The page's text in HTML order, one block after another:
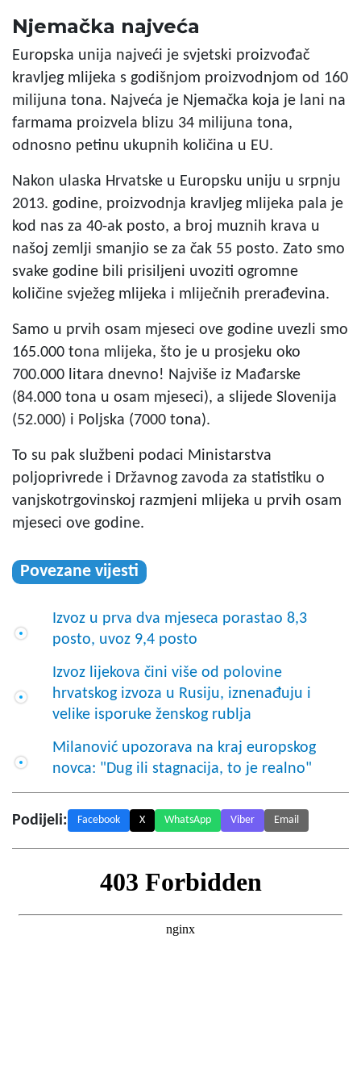
Njemačka najveća
Europska unija najveći je svjetski proizvođač
kravljeg mlijeka s godišnjom proizvodnjom od 160
milijuna tona. Najveća je Njemačka koja je lani na
farmama proizvela blizu 34 milijuna tona,
odnosno petinu ukupnih količina u EU.
Nakon ulaska Hrvatske u Europsku uniju u srpnju
2013. godine, proizvodnja kravljeg mlijeka pala je
kod nas za 40-ak posto, a broj muznih krava u
našoj zemlji smanjio se za čak 55 posto. Zato smo
svake godine bili prisiljeni uvoziti ogromne
količine svježeg mlijeka i mliječnih prerađevina.
Samo u prvih osam mjeseci ove godine uvezli smo
165.000 tona mlijeka, što je u prosjeku oko
700.000 litara dnevno! Najviše iz Mađarske
(84.000 tona u osam mjeseci), a slijede Slovenija
(52.000) i Poljska (7000 tona).
To su pak službeni podaci Ministarstva
poljoprivrede i Državnog zavoda za statistiku o
vanjskotrgovinskoj razmjeni mlijeka u prvih osam
mjeseci ove godine.
Povezane vijesti
Izvoz u prva dva mjeseca porastao 8,3
posto, uvoz 9,4 posto
Izvoz lijekova čini više od polovine
hrvatskog izvoza u Rusiju, iznenađuju i
velike isporuke ženskog rublja
Milanović upozorava na kraj europskog
novca: "Dug ili stagnacija, to je realno"
Podijeli: Facebook X WhatsApp Viber Email